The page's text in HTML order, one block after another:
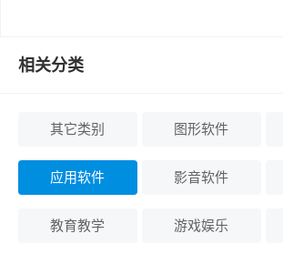
相关分类
其它类别 图形软件
应用软件 影音软件
教育教学 游戏娱乐